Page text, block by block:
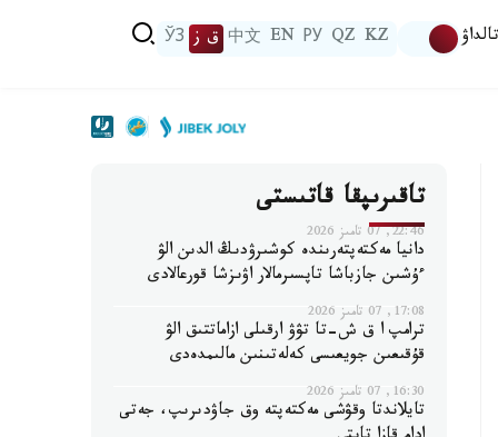
تالداۋ KZ
QZ
РУ
EN
中文 ق ز ЎЗ
تاقىرىپقا قاتىستى
22:46, 07 تامىز 2026
دانيا مەكتەپتەرىندە كوشىرۋدىڭ الدىن الۋ
ءۇشىن جازباشا تاپسىرمالار اۋىزشا قورعالادى
17:08, 07 تامىز 2026
ترامپ ا ق ش-تا تۋۋ ارقىلى ازاماتتىق الۋ
قۇقىعىن جويعىسى كەلەتىنىن مالىمدەدى
16:30, 07 تامىز 2026
تايلاندتا وقۋشى مەكتەپتە وق جاۋدىرىپ، جەتى